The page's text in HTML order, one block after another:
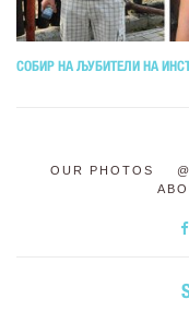
СОБИР НА ЉУБИТЕЛИ НА
OUR PHOTOS